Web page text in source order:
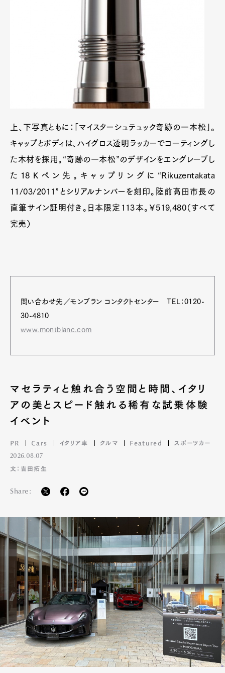
上、下写真ともに：「マイスターシュテュック奇跡の一本松」。
キャップとボディは、ハイグロス透明ラッカーでコーティングし
た木材を採用。“奇跡の一本松”のデザインをエングレーブし
た18Ｋペン先。キャップリングに“Rikuzentakata
11/03/2011”とシリアルナンバーを刻印。陸前高田市長の
直筆サイン証明付き。日本限定113本。￥519,480（すべて
完売）
問い合わせ先／モンブラン コンタクトセンター TEL：0120-
30-4810
www.montblanc.com
マセラティと触れ合う空間と時間、イタリ
アの美とスピード触れる稀有な試乗体験
イベント
PR Cars イタリア車 クルマ Featured スポーツカー
2026.08.07
文：吉田拓生
Share: